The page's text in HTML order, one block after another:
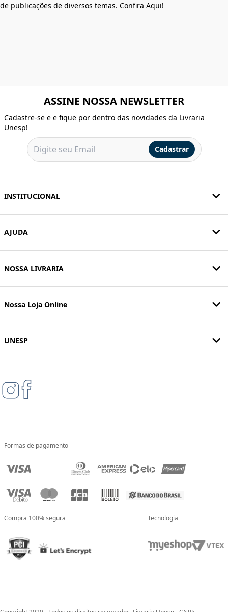
de publicações de diversos temas. Confira Aqui!
ASSINE NOSSA NEWSLETTER
Cadastre-se e e fique por dentro das novidades da Livraria
Unesp!
Cadastrar
INSTITUCIONAL
AJUDA
NOSSA LIVRARIA
Nossa Loja Online
UNESP
Formas de pagamento
Compra 100% segura Tecnologia